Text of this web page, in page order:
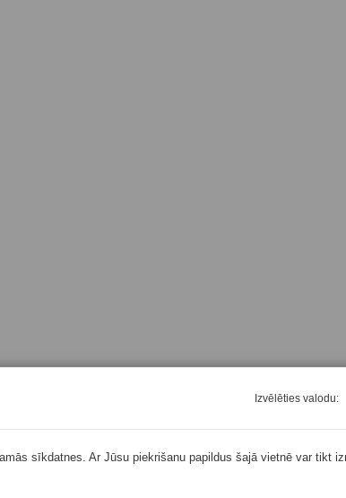
Izvēlēties valodu:
sīkdatnes. Ar Jūsu piekrišanu papildus šajā vietnē var tikt